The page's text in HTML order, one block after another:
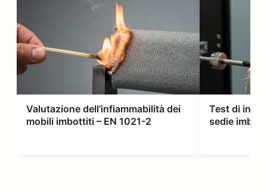
Valutazione dell’infiammabilità dei
mobili imbottiti – EN 1021-2
Test di
sedie